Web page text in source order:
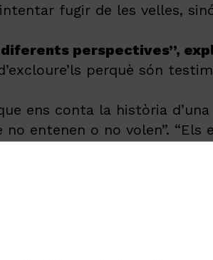
fugir de les velles,
perspectives”,
perquè són
ens conta la història
entenen o no volen”. “Els
apunta, i “encara que
se part d’una cultura que
actuals.